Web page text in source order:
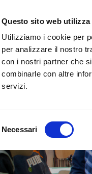
Questo sito web utilizza
Utilizziamo i cookie per
per analizzare il nostro
con i nostri partner che
combinarle con altre
servizi.
Necessari